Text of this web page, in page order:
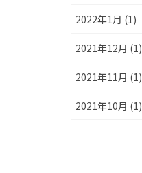
2022年1月 (1)
2021年12月 (1)
2021年11月 (1)
2021年10月 (1)